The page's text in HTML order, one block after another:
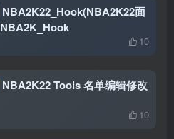
NBA2K22_Hook(NBA2K22面
10
NBA2K22 Tools 名单编辑修改
10